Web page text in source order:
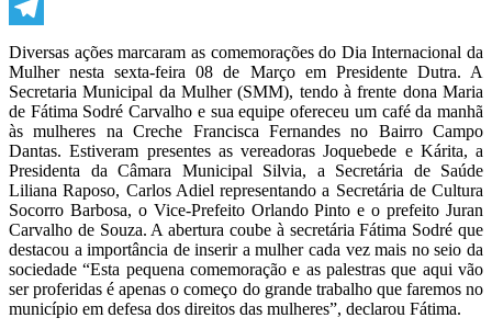
WhatsApp
Telegram
Diversas ações marcaram as comemorações do Dia Internacional da
Mulher nesta sexta-feira 08 de Março em Presidente Dutra. A
Secretaria Municipal da Mulher (SMM), tendo à frente dona Maria
de Fátima Sodré Carvalho e sua equipe ofereceu um café da manhã
às mulheres na Creche Francisca Fernandes no Bairro Campo
Dantas. Estiveram presentes as vereadoras Joquebede e Kárita, a
Presidenta da Câmara Municipal Silvia, a Secretária de Saúde
Liliana Raposo, Carlos Adiel representando a Secretária de Cultura
Socorro Barbosa, o Vice-Prefeito Orlando Pinto e o prefeito Juran
Carvalho de Souza. A abertura coube à secretária Fátima Sodré que
destacou a importância de inserir a mulher cada vez mais no seio da
sociedade “Esta pequena comemoração e as palestras que aqui vão
ser proferidas é apenas o começo do grande trabalho que faremos no
município em defesa dos direitos das mulheres”, declarou Fátima.